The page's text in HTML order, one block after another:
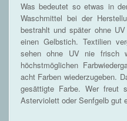
Was bedeutet so etwas in
Waschmittel bei der
bestrahlt und später ohne
einen Gelbstich. Textilien
sehen ohne UV nie frisch
höchstmöglichen
acht Farben wiederzugeben.
gesättigte Farbe. Wer freut
Asterviolett oder Senfgelb gut